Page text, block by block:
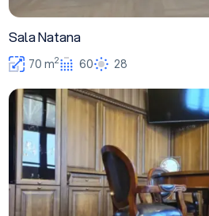
Sala Natana
70 m2 60 28
Gabinet Szefów